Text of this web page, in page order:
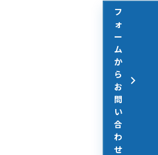
フ
ォ
ー
ム
か
ら
お
問
い
合
わ
せ